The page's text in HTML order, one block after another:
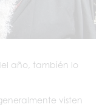
año, también lo
visten